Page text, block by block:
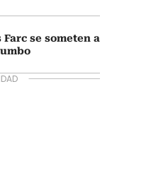
se someten a